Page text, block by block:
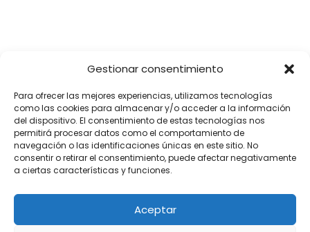
Gestionar consentimiento
Para ofrecer las mejores experiencias, utilizamos tecnologías
como las cookies para almacenar y/o acceder a la información
del dispositivo. El consentimiento de estas tecnologías nos
permitirá procesar datos como el comportamiento de
navegación o las identificaciones únicas en este sitio. No
consentir o retirar el consentimiento, puede afectar negativamente
a ciertas características y funciones.
Aceptar